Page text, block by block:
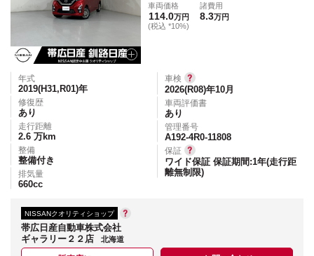
車両価格
114.0万円
(税込 *10%)
諸費用
8.3万円
年式
2019(H31,R01)年
修復歴
あり
走行距離
2.6 万km
整備
整備付き
排気量
660cc
車検
2026(R08)年10月
車両評価書
あり
管理番号
A192-4R0-11808
保証
ワイド保証 保証期間:1年(走行距
離無制限)
NISSANクオリティショップ
帯広日産自動車株式会社
ギャラリー２２店
北海道